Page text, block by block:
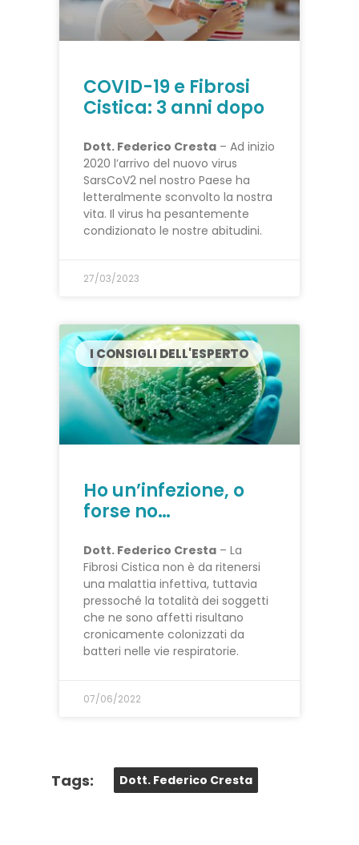
COVID-19 e Fibrosi
Cistica: 3 anni dopo
Dott. Federico Cresta – Ad inizio
2020 l’arrivo del nuovo virus
SarsCoV2 nel nostro Paese ha
letteralmente sconvolto la nostra
vita. Il virus ha pesantemente
condizionato le nostre abitudini.
27/03/2023
I CONSIGLI DELL'ESPERTO
Ho un’infezione, o
forse no…
Dott. Federico Cresta – La
Fibrosi Cistica non è da ritenersi
una malattia infettiva, tuttavia
pressoché la totalità dei soggetti
che ne sono affetti risultano
cronicamente colonizzati da
batteri nelle vie respiratorie.
07/06/2022
Tags: Dott. Federico Cresta